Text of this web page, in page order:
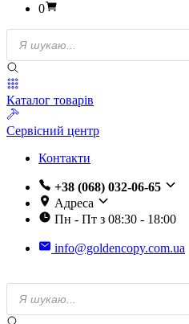
0
Пошук
товарів
Каталог товарів
Сервісний центр
Контакти
+38 (068) 032-06-65
Адреса
Пн - Пт з 08:30 - 18:00
info@goldencopy.com.ua
Пошук
товарів